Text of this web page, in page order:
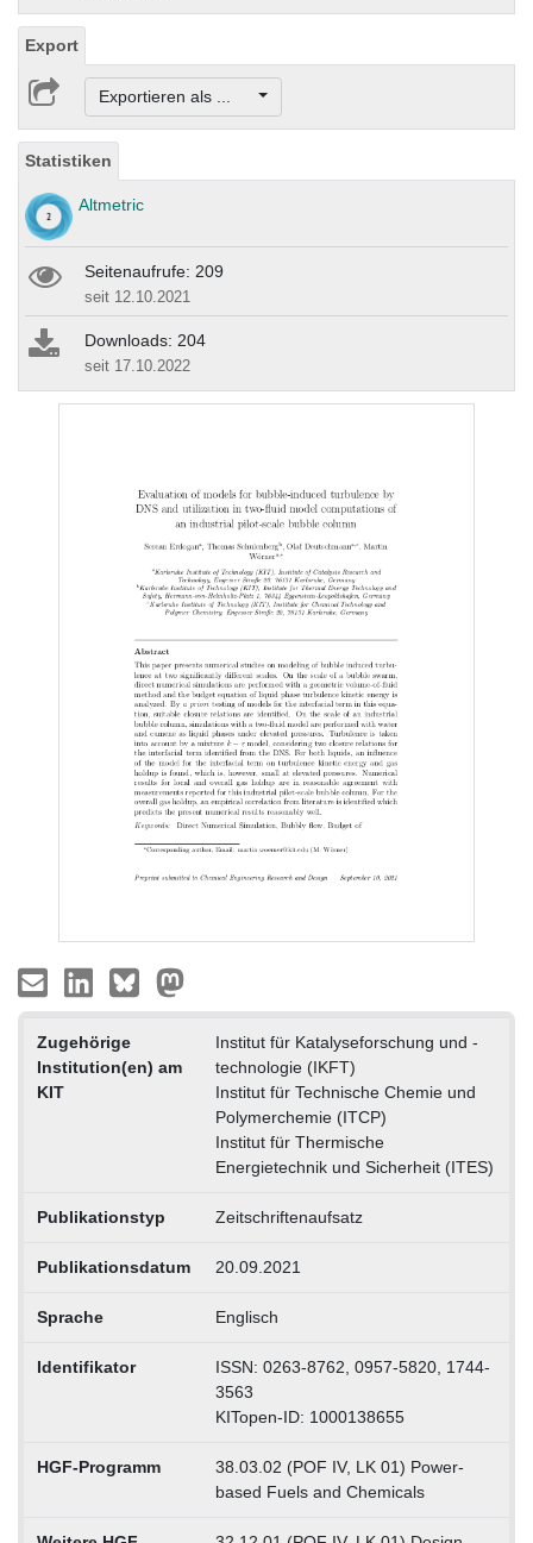
Export
Exportieren als ...
Statistiken
Altmetric
Seitenaufrufe: 209
seit 12.10.2021
Downloads: 204
seit 17.10.2022
Zugehörige
Institution(en) am
KIT
Institut für Katalyseforschung und -
technologie (IKFT)
Institut für Technische Chemie und
Polymerchemie (ITCP)
Institut für Thermische
Energietechnik und Sicherheit (ITES)
Publikationstyp Zeitschriftenaufsatz
Publikationsdatum 20.09.2021
Sprache Englisch
Identifikator
ISSN: 0263-8762, 0957-5820, 1744-
3563
KITopen-ID: 1000138655
HGF-Programm
38.03.02 (POF IV, LK 01) Power-
based Fuels and Chemicals